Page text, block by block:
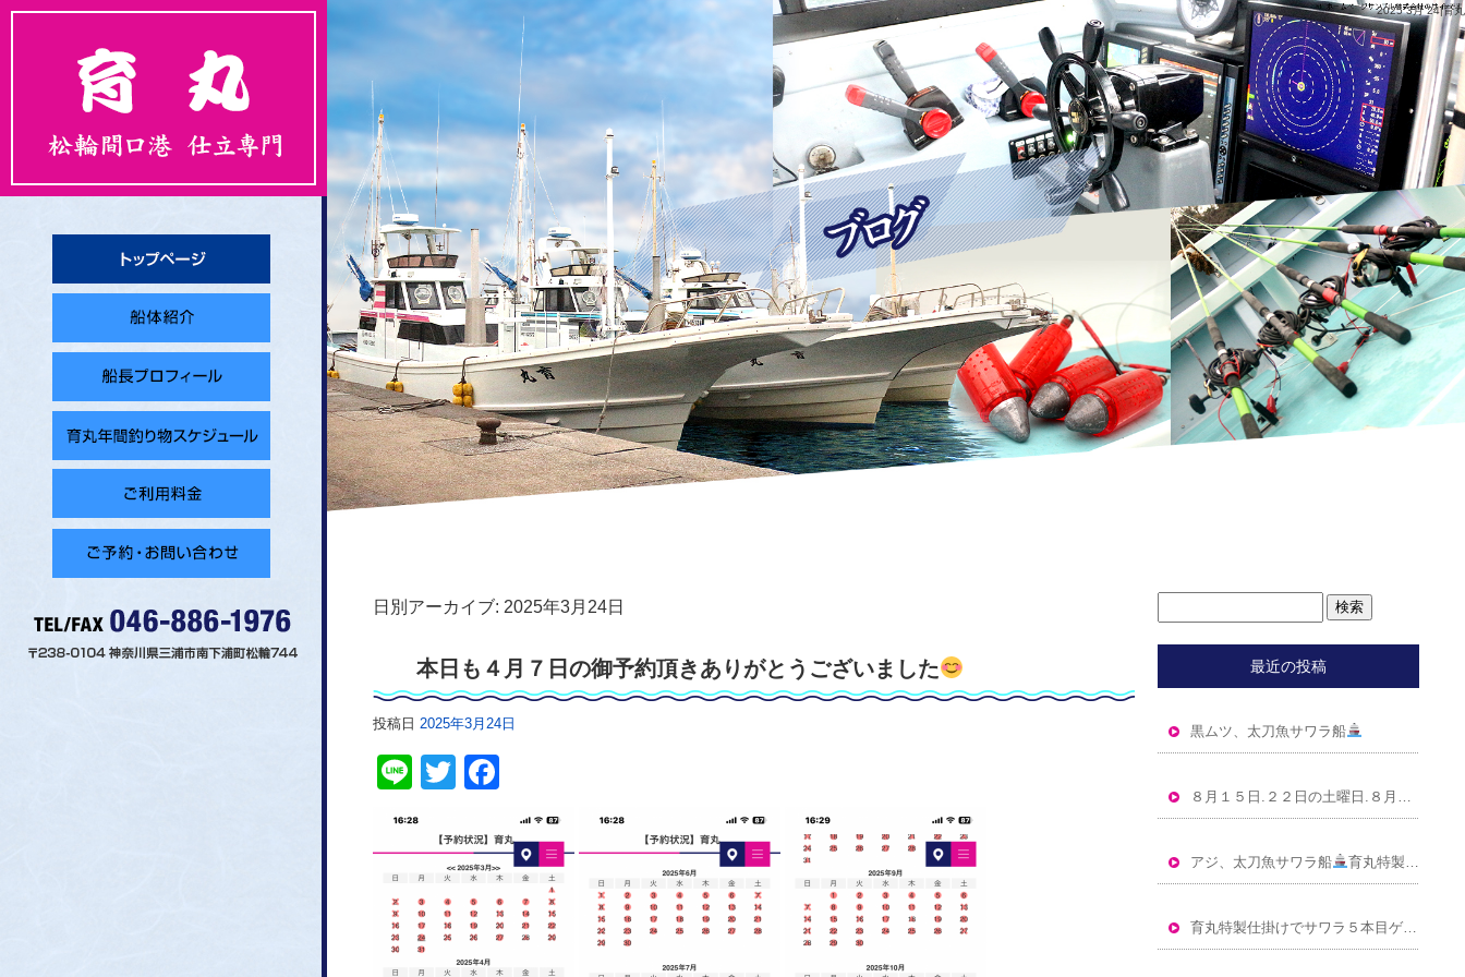
2025 3月 24|育丸
日別アーカイブ: 2025年3月24日
本日も４月７日の御予約頂きありがとうございました
投稿日 2025年3月24日
LineTwitter
最近の投稿
黒ムツ、太刀魚サワラ船
８月１５日.２２日の土曜日.８月１６日.３０日の日曜日、９ 月６日の日曜日空きあります
アジ、太刀魚サワラ船 育丸特製仕掛けで５キロOver交じり サワラ６本ゲット
育丸特製仕掛けでサワラ５本目ゲット